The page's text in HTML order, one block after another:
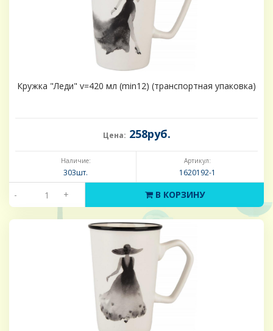
Кружка "Леди" v=420 мл (min12) (транспортная упаковка)
Цена: 258руб.
Наличие:
303шт.
Артикул:
1620192-1
- + В КОРЗИНУ